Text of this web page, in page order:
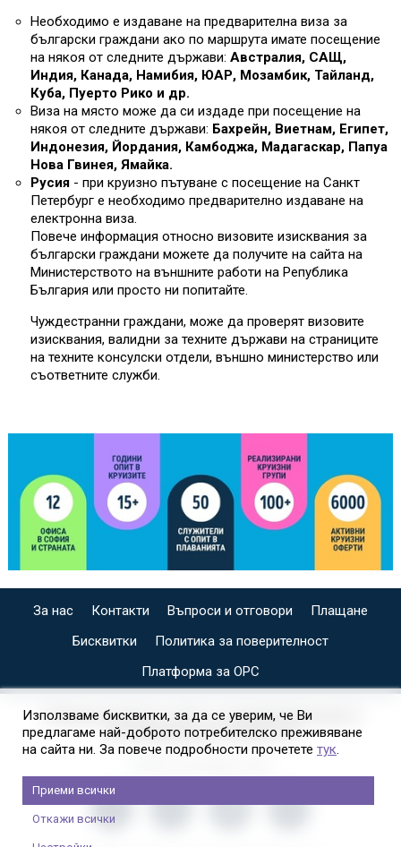
Необходимо е издаване на предварителна виза за
български граждани ако по маршрута имате посещение
на някоя от следните държави: Австралия, САЩ,
Индия, Канада, Намибия, ЮАР, Мозамбик, Тайланд,
Куба, Пуерто Рико и др.
Виза на място може да си издаде при посещение на
някоя от следните държави: Бахрейн, Виетнам, Египет,
Индонезия, Йордания, Камбоджа, Мадагаскар, Папуа
Нова Гвинея, Ямайка.
Русия - при круизно пътуване с посещение на Санкт
Петербург е необходимо предварително издаване на
електронна виза.
Повече информация относно визовите изисквания за
български граждани можете да получите на сайта на
Министерството на външните работи на Република
България или просто ни попитайте.
Чуждестранни граждани, може да проверят визовите
изисквания, валидни за техните държави на страниците
на техните консулски отдели, външно министерство или
съответните служби.
За нас Контакти Въпроси и отговори
Плащане
Бисквитки
Политика за поверителност
Платформа за ОРС
СПЕЦИАЛИЗИРАН САЙТ ЗА ИНДИВИДУАЛНИ И
ОРГАНИЗИРАНИ КРУИЗИ НА
Използваме бисквитки, за да се уверим, че Ви
предлагаме най-доброто потребителско преживяване
на сайта ни. За повече подробности прочетете тук.
Приеми всички
Откажи всички